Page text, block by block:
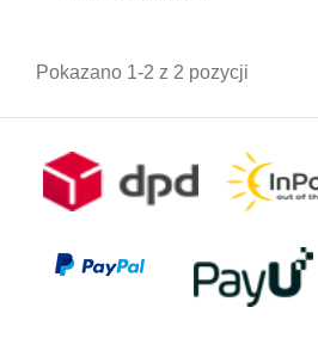
Pokazano 1-2 z 2 pozycji